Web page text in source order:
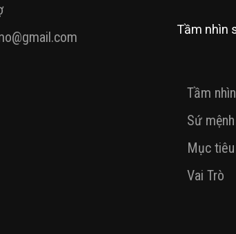
Tầm nhìn
Tầm nhìn
Sứ mệnh
Mục tiêu
Vai Trò